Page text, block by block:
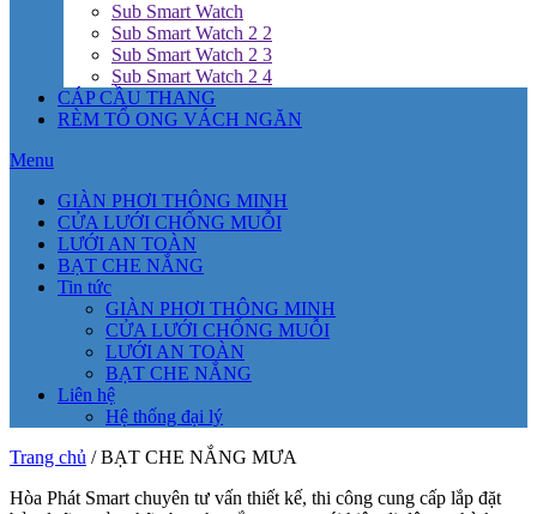
Sub Smart Watch
Sub Smart Watch 2 2
Sub Smart Watch 2 3
Sub Smart Watch 2 4
CÁP CẦU THANG
RÈM TỔ ONG VÁCH NGĂN
Menu
GIÀN PHƠI THÔNG MINH
CỬA LƯỚI CHỐNG MUỖI
LƯỚI AN TOÀN
BẠT CHE NẮNG
Tin tức
GIÀN PHƠI THÔNG MINH
CỬA LƯỚI CHỐNG MUỖI
LƯỚI AN TOÀN
BẠT CHE NẮNG
Liên hệ
Hệ thống đại lý
Trang chủ / BẠT CHE NẮNG MƯA
Hòa Phát Smart chuyên tư vấn thiết kế, thi công cung cấp lắp đặt